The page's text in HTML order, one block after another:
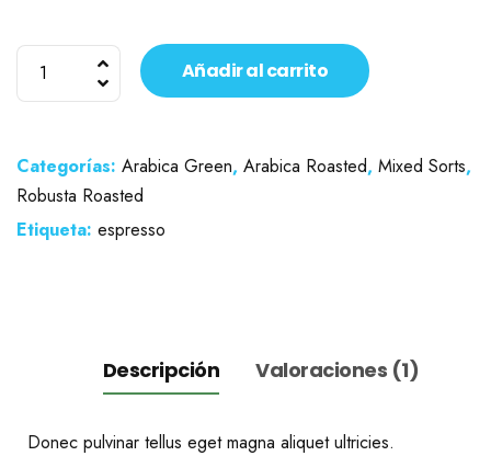
Añadir al carrito
Categorías: Arabica Green, Arabica Roasted, Mixed Sorts,
Robusta Roasted
Etiqueta: espresso
Descripción Valoraciones (1)
Donec pulvinar tellus eget magna aliquet ultricies.